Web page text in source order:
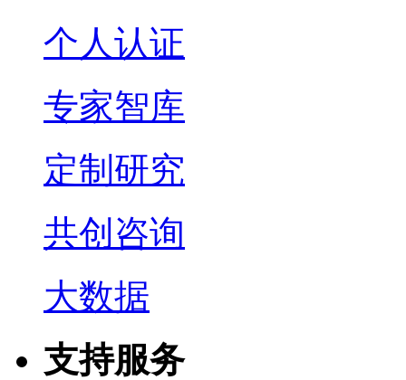
个人认证
专家智库
定制研究
共创咨询
大数据
支持服务